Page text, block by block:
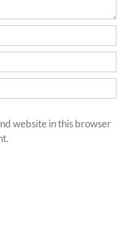
website in this browser